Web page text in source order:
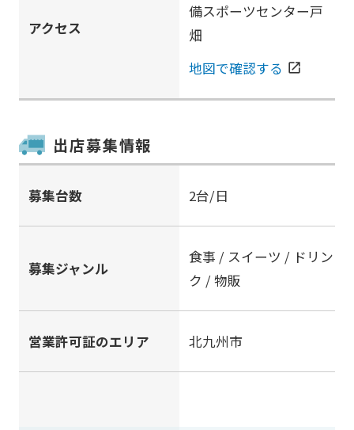
アクセス
備スポーツセンター戸
畑
地図で確認する open_in_new
出店募集情報
募集台数 2台/日
募集ジャンル
食事 / スイーツ / ドリン
ク / 物販
営業許可証のエリア 北九州市